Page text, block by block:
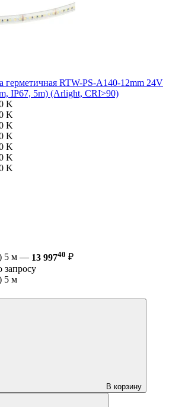
герметичная RTW-PS-A140-12mm 24V
IP67, 5m) (Arlight, CRI>90)
K
K
K
K
K
K
K
5 м — 13 99740 ₽
запросу
5 м
В корзину